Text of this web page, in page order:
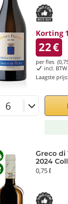
Korting
22€
per fles
incl.
Laagste prijs:
Greco di
2024
0,75 ℓ